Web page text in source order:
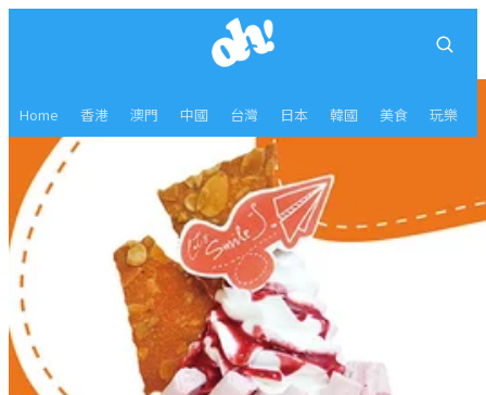
Home 香港 澳門 中國 台灣 日本 韓國 美食 玩樂